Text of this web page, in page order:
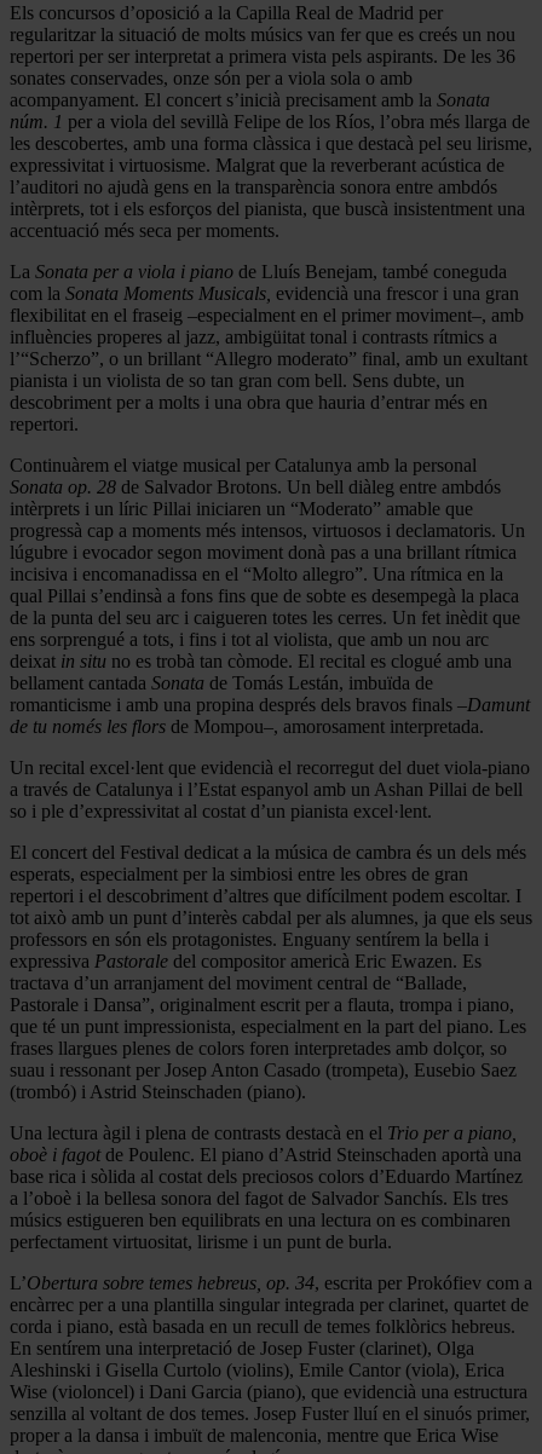
Els concursos d’oposició a la Capilla Real de Madrid per
regularitzar la situació de molts músics van fer que es creés un nou
repertori per ser interpretat a primera vista pels aspirants. De les 36
sonates conservades, onze són per a viola sola o amb
acompanyament. El concert s’inicià precisament amb la Sonata
núm. 1 per a viola del sevillà Felipe de los Ríos, l’obra més llarga de
les descobertes, amb una forma clàssica i que destacà pel seu lirisme,
expressivitat i virtuosisme. Malgrat que la reverberant acústica de
l’auditori no ajudà gens en la transparència sonora entre ambdós
intèrprets, tot i els esforços del pianista, que buscà insistentment una
accentuació més seca per moments.
La Sonata per a viola i piano de Lluís Benejam, també coneguda
com la Sonata Moments Musicals, evidencià una frescor i una gran
flexibilitat en el fraseig –especialment en el primer moviment–, amb
influències properes al jazz, ambigüitat tonal i contrasts rítmics a
l’“Scherzo”, o un brillant “Allegro moderato” final, amb un exultant
pianista i un violista de so tan gran com bell. Sens dubte, un
descobriment per a molts i una obra que hauria d’entrar més en
repertori.
Continuàrem el viatge musical per Catalunya amb la personal
Sonata op. 28 de Salvador Brotons. Un bell diàleg entre ambdós
intèrprets i un líric Pillai iniciaren un “Moderato” amable que
progressà cap a moments més intensos, virtuosos i declamatoris. Un
lúgubre i evocador segon moviment donà pas a una brillant rítmica
incisiva i encomanadissa en el “Molto allegro”. Una rítmica en la
qual Pillai s’endinsà a fons fins que de sobte es desempegà la placa
de la punta del seu arc i caigueren totes les cerres. Un fet inèdit que
ens sorprengué a tots, i fins i tot al violista, que amb un nou arc
deixat in situ no es trobà tan còmode. El recital es clogué amb una
bellament cantada Sonata de Tomás Lestán, imbuïda de
romanticisme i amb una propina després dels bravos finals –Damunt
de tu només les flors de Mompou–, amorosament interpretada.
Un recital excel·lent que evidencià el recorregut del duet viola-piano
a través de Catalunya i l’Estat espanyol amb un Ashan Pillai de bell
so i ple d’expressivitat al costat d’un pianista excel·lent.
El concert del Festival dedicat a la música de cambra és un dels més
esperats, especialment per la simbiosi entre les obres de gran
repertori i el descobriment d’altres que difícilment podem escoltar. I
tot això amb un punt d’interès cabdal per als alumnes, ja que els seus
professors en són els protagonistes. Enguany sentírem la bella i
expressiva Pastorale del compositor americà Eric Ewazen. Es
tractava d’un arranjament del moviment central de “Ballade,
Pastorale i Dansa”, originalment escrit per a flauta, trompa i piano,
que té un punt impressionista, especialment en la part del piano. Les
frases llargues plenes de colors foren interpretades amb dolçor, so
suau i ressonant per Josep Anton Casado (trompeta), Eusebio Saez
(trombó) i Astrid Steinschaden (piano).
Una lectura àgil i plena de contrasts destacà en el Trio per a piano,
oboè i fagotde Poulenc. El piano d’Astrid Steinschaden aportà una
base rica i sòlida al costat dels preciosos colors d’Eduardo Martínez
a l’oboè i la bellesa sonora del fagot de Salvador Sanchís. Els tres
músics estigueren ben equilibrats en una lectura on es combinaren
perfectament virtuositat, lirisme i un punt de burla.
L’Obertura sobre temes hebreus, op. 34, escrita per Prokófiev com a
encàrrec per a una plantilla singular integrada per clarinet, quartet de
corda i piano, està basada en un recull de temes folklòrics hebreus.
En sentírem una interpretació de Josep Fuster (clarinet), Olga
Aleshinski i Gisella Curtolo (violins), Emile Cantor (viola), Erica
Wise (violoncel) i Dani Garcia (piano), que evidencià una estructura
senzilla al voltant de dos temes. Josep Fuster lluí en el sinuós primer,
proper a la dansa i imbuït de malenconia, mentre que Erica Wise